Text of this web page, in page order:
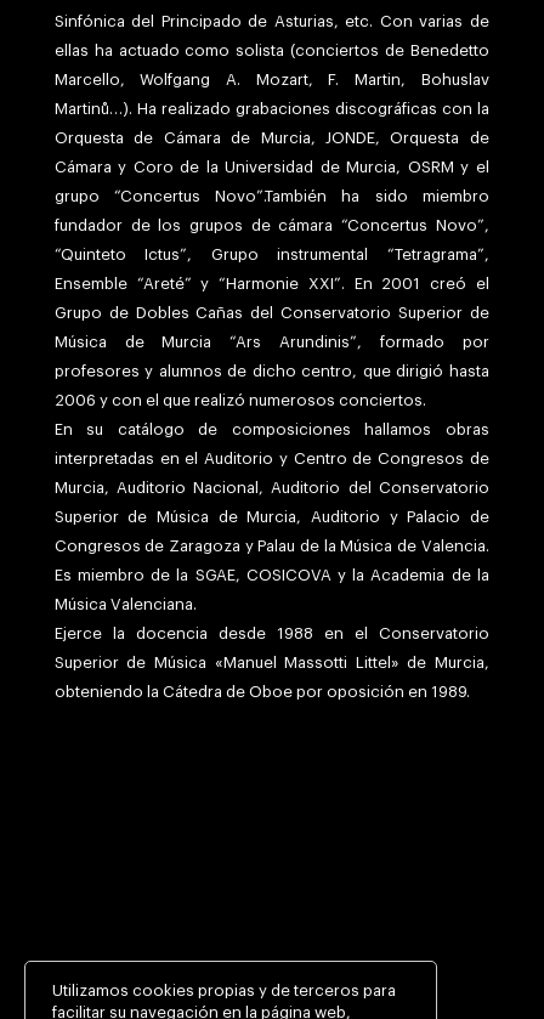
Utilizamos cookies propias y de terceros para
facilitar su navegación en la página web,
Sinfónica del Principado de Asturias, etc. Con varias de
ellas ha actuado como solista (conciertos de Benedetto
Marcello, Wolfgang A. Mozart, F. Martin, Bohuslav
Martinů…). Ha realizado grabaciones discográficas con la
Orquesta de Cámara de Murcia, JONDE, Orquesta de
Cámara y Coro de la Universidad de Murcia, OSRM y el
grupo “Concertus Novo”.También ha sido miembro
fundador de los grupos de cámara “Concertus Novo”,
“Quinteto Ictus”, Grupo instrumental “Tetragrama”,
Ensemble “Areté” y “Harmonie XXI”. En 2001 creó el
Grupo de Dobles Cañas del Conservatorio Superior de
Música de Murcia “Ars Arundinis”, formado por
profesores y alumnos de dicho centro, que dirigió hasta
2006 y con el que realizó numerosos conciertos.
En su catálogo de composiciones hallamos obras
interpretadas en el Auditorio y Centro de Congresos de
Murcia, Auditorio Nacional, Auditorio del Conservatorio
Superior de Música de Murcia, Auditorio y Palacio de
Congresos de Zaragoza y Palau de la Música de Valencia.
Es miembro de la SGAE, COSICOVA y la Academia de la
Música Valenciana.
Ejerce la docencia desde 1988 en el Conservatorio
Superior de Música «Manuel Massotti Littel» de Murcia,
obteniendo la Cátedra de Oboe por oposición en 1989.
CONTACTO